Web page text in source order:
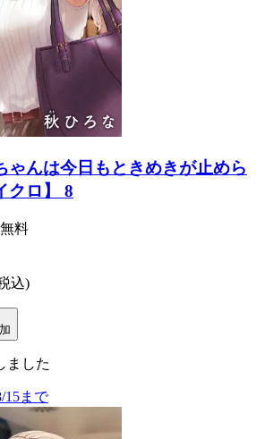
ゃんは今日もときめきが止めら
クロ】 8
料
込)
ました
15まで